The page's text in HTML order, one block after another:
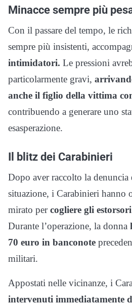
Minacce sempre più
Con il passare del tempo, le
sempre più insistenti,
intimidatori. Le pressioni
particolarmente gravi,
anche il figlio della vittima
contribuendo a generare uno
esasperazione.
Il blitz dei Carabinieri
Dopo aver raccolto la denuncia
situazione, i Carabinieri hanno
mirato percogliere gli
Durante l’operazione, la donna
70 euro in banconote
militari.
Appostati nelle vicinanze, i
intervenuti immediatamente